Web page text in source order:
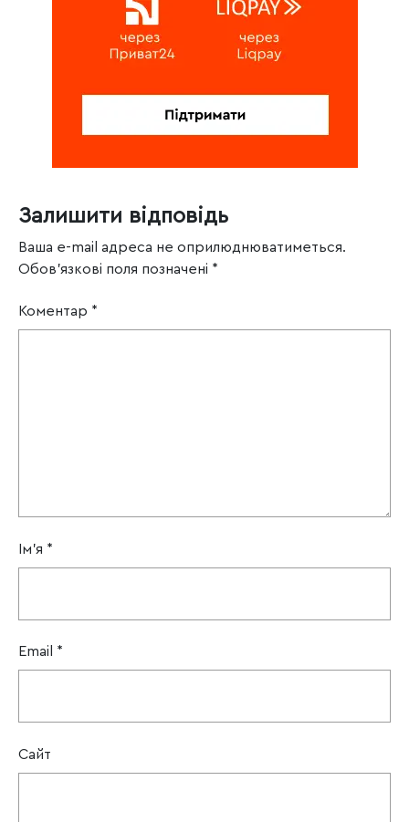
Залишити відповідь
Ваша e-mail адреса не оприлюднюватиметься.
Обов’язкові поля позначені *
Коментар *
Ім'я *
Email *
Сайт